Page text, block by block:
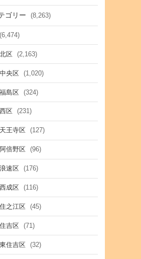
ゴリー (8,263)
(6,474)
区 (2,163)
央区 (1,020)
島区 (324)
区 (231)
王寺区 (127)
倍野区 (96)
速区 (176)
成区 (116)
之江区 (45)
吉区 (71)
住吉区 (32)